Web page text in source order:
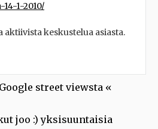
1-2010/
keskustelua asiasta.
street viewsta «
joo :) yksisuuntaisia